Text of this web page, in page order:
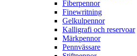
Fiberpennor
Finewritning
Gelkulpennor
Kalligrafi och reservoar
Märkpennor
Pennvässare